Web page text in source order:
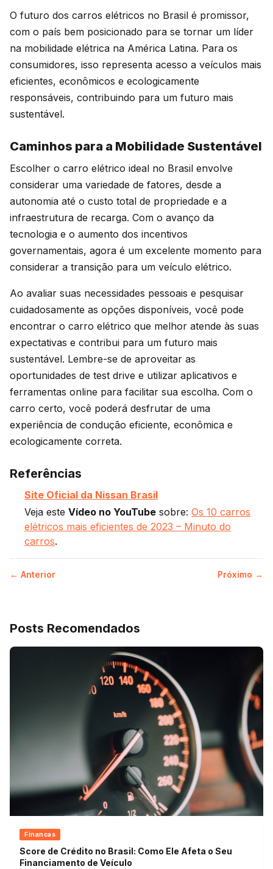
O futuro dos carros elétricos no Brasil é promissor,
com o país bem posicionado para se tornar um líder
na mobilidade elétrica na América Latina. Para os
consumidores, isso representa acesso a veículos mais
eficientes, econômicos e ecologicamente
responsáveis, contribuindo para um futuro mais
sustentável.
Caminhos para a Mobilidade Sustentável
Escolher o carro elétrico ideal no Brasil envolve
considerar uma variedade de fatores, desde a
autonomia até o custo total de propriedade e a
infraestrutura de recarga. Com o avanço da
tecnologia e o aumento dos incentivos
governamentais, agora é um excelente momento para
considerar a transição para um veículo elétrico.
Ao avaliar suas necessidades pessoais e pesquisar
cuidadosamente as opções disponíveis, você pode
encontrar o carro elétrico que melhor atende às suas
expectativas e contribui para um futuro mais
sustentável. Lembre-se de aproveitar as
oportunidades de test drive e utilizar aplicativos e
ferramentas online para facilitar sua escolha. Com o
carro certo, você poderá desfrutar de uma
experiência de condução eficiente, econômica e
ecologicamente correta.
Referências
Site Oficial da Nissan Brasil
Veja este Vídeo no YouTube sobre: Os 10 carros
elétricos mais eficientes de 2023 – Minuto do
carros.
← Anterior Próximo →
Posts Recomendados
Financas
Score de Crédito no Brasil: Como Ele Afeta o Seu
Financiamento de Veículo